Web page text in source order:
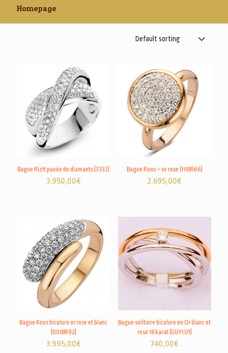
Homepage
Bague Rizit pavée de diamants (3332)
3.950,00€
Bague Roos – or rose (111BR66)
2.695,00€
Bague Roos bicolore or rose et blanc
(001BR92)
3.995,00€
Bague solitaire bicolore en Or blanc et
rose 18 karat (GUY13/1)
740,00€